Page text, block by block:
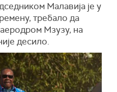
Малавија је у
требало да
Мзузу, на
десило.